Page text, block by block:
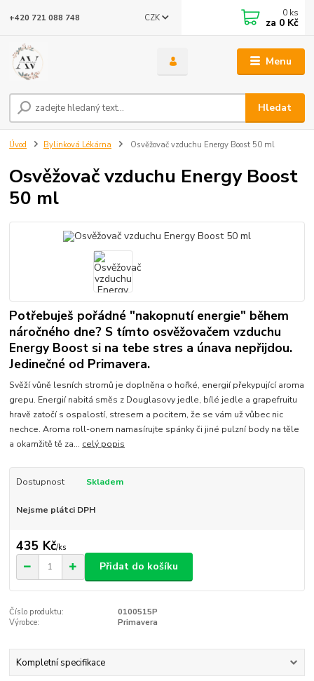
Menu
CZK
Hledat
+420 721 088 748 0 ks
za 0 Kč
Úvod Bylinková Lékárna Osvěžovač vzduchu Energy Boost 50 ml
Osvěžovač vzduchu Energy Boost
50 ml
Potřebuješ pořádné "nakopnutí energie" během
náročného dne? S tímto osvěžovačem vzduchu
Energy Boost si na tebe stres a únava nepřijdou.
Jedinečné od Primavera.
Svěží vůně lesních stromů je doplněna o hořké, energií překypující aroma
grepu. Energií nabitá směs z Douglasovy jedle, bílé jedle a grapefruitu
hravě zatočí s ospalostí, stresem a pocitem, že se vám už vůbec nic
nechce. Aroma roll-onem namasírujte spánky či jiné pulzní body na těle
a okamžitě tě za... celý popis
Dostupnost Skladem
Nejsme plátci DPH
435 Kč/ks
Přidat do košíku
Číslo produktu:
0100515P
Výrobce:
Primavera
Kompletní specifikace